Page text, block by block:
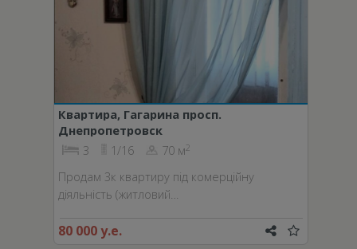
Квартира, Гагарина просп.
Днепропетровск
3
1/16 70 м2
Продам 3к квартиру під комерційну
діяльність (житловий…
80 000 у.е.